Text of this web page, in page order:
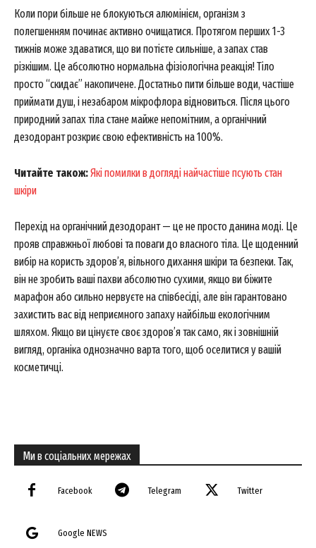
Company
About
Contact us
My account
Коли пори більше не блокуються алюмінієм, організм з
полегшенням починає активно очищатися. Протягом перших 1-3
тижнів може здаватися, що ви потієте сильніше, а запах став
різкішим. Це абсолютно нормальна фізіологічна реакція! Тіло
просто “скидає” накопичене. Достатньо пити більше води, частіше
приймати душ, і незабаром мікрофлора відновиться. Після цього
природний запах тіла стане майже непомітним, а органічний
дезодорант розкриє свою ефективність на 100%.
Читайте також:Які помилки в догляді найчастіше псують стан
шкіри
Перехід на органічний дезодорант — це не просто данина моді. Це
прояв справжньої любові та поваги до власного тіла. Це щоденний
вибір на користь здоров’я, вільного дихання шкіри та безпеки. Так,
він не зробить ваші пахви абсолютно сухими, якщо ви біжите
марафон або сильно нервуєте на співбесіді, але він гарантовано
захистить вас від неприємного запаху найбільш екологічним
шляхом. Якщо ви цінуєте своє здоров’я так само, як і зовнішній
вигляд, органіка однозначно варта того, щоб оселитися у вашій
косметичці.
Ми в соціальних мережах
Facebook Telegram Twitter
Google NEWS